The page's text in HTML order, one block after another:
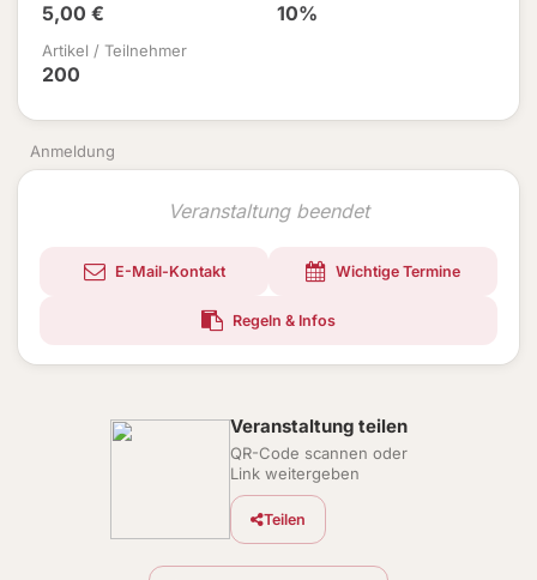
Anmeldung
5,00 € 10%
Artikel / Teilnehmer
200
Veranstaltung beendet
E-Mail-Kontakt Wichtige Termine
Regeln & Infos
Veranstaltung teilen
QR-Code scannen oder
Link weitergeben
Teilen